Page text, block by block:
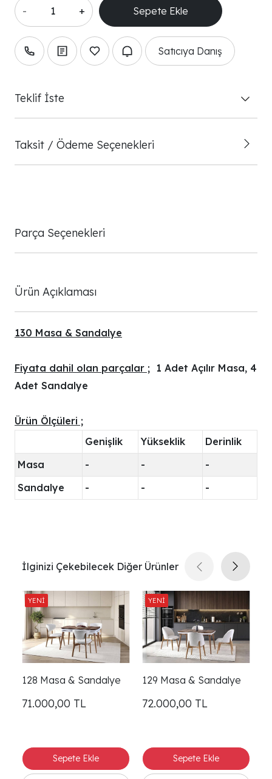
- +
Satıcıya Danış
Teklif İste
Taksit / Ödeme Seçenekleri
Parça Seçenekleri
Ürün Açıklaması
130 Masa & Sandalye
Fiyata dahil olan parçalar ; 1 Adet Açılır Masa, 4
Adet Sandalye
Ürün Ölçüleri ;
Genişlik
Yükseklik
Derinlik
Masa
- -
-
Sandalye
- - -
İlginizi Çekebilecek Diğer Ürünler
128 Masa & Sandalye
71.000,00 TL
129 Masa & Sandalye
72.000,00 TL